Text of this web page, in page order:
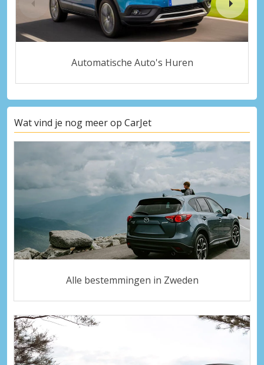
Automatische Auto's Huren
Wat vind je nog meer op CarJet
Alle bestemmingen in Zweden